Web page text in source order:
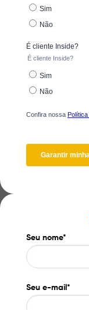
Seu nome*
Seu e-mail*